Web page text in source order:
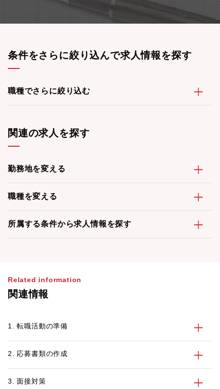
条件をさらに絞り込んで求人情報を探す
職種でさらに絞り込む
関連の求人を探す
勤務地を変える
職種を変える
所属する条件から求人情報を探す
Related information
関連情報
1. 転職活動の準備
2. 応募書類の作成
3. 面接対策